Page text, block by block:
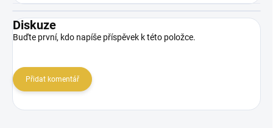
Diskuze
Buďte první, kdo napíše příspěvek k této položce.
Přidat komentář